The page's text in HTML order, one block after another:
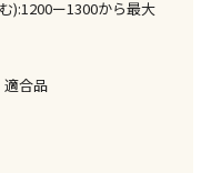
商品については、当日に
く場合がございます。
どの長期休業期間中
なります。
ー1300から最大
合品